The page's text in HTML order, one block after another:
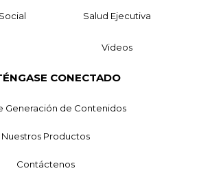
Salud Ejecutiva
Videos
CONECTADO
Generación de Contenidos
Nuestros Productos
Contáctenos